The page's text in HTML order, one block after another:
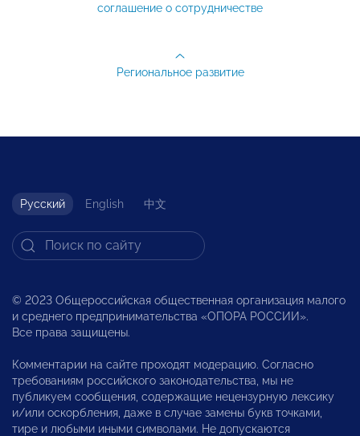
соглашение о сотрудничестве
Региональное развитие
Русский English 中文
© 2023 Общероссийская общественная организация малого
и среднего предпринимательства «ОПОРА РОССИИ».
Все права защищены.
Комментарии на сайте проходят модерацию. Согласно
требованиям российского законодательства, мы не
публикуем сообщения, содержащие нецензурную лексику
и/или оскорбления, даже в случае замены букв точками,
тире и любыми иными символами. Не допускаются